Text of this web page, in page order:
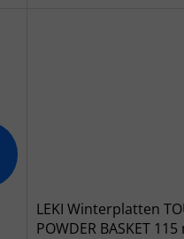
LEKI Winterplatten
POWDER BASKET